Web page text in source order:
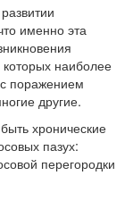
именно эта
наиболее
поражением
другие.
хронические
пазух:
перегородки